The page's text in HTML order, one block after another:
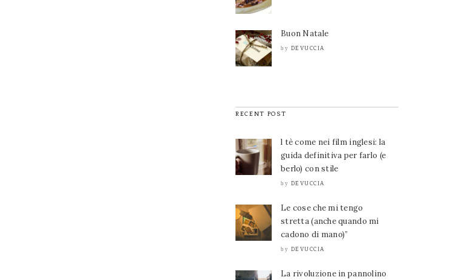
Buon Natale
by DEVUCCIA
RECENT POST
l tè come nei film inglesi: la
guida definitiva per farlo (e
berlo) con stile
by DEVUCCIA
Le cose che mi tengo
stretta (anche quando mi
cadono di mano)”
by DEVUCCIA
La rivoluzione in pannolino